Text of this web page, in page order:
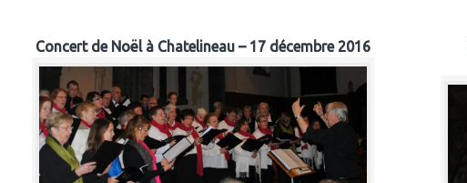
Concert de Noël à Chatelineau – 17 décembre 2016